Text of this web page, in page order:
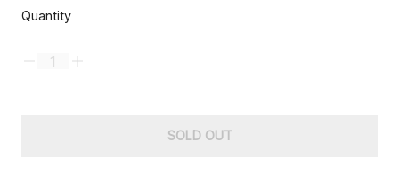
Quantity
SOLD OUT